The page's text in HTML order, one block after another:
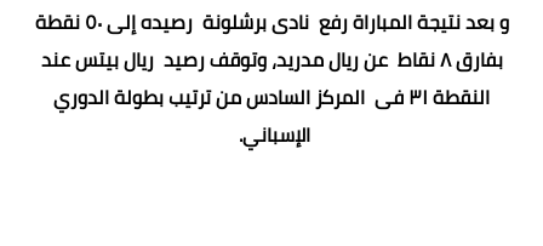
و بعد نتيجة المباراة رفع نادى برشلونة رصيده إلى ٥٠ نقطة
بفارق ٨ نقاط عن ريال مدريد، وتوقف رصيد ريال بيتس عند
النقطة ٣١ فى المركز السادس من ترتيب بطولة الدوري
الإسباني.